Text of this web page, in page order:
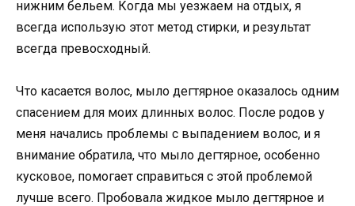
нижним бельем. Когда мы уезжаем на отдых, я
всегда использую этот метод стирки, и результат
всегда превосходный.
Что касается волос, мыло дегтярное оказалось одним
спасением для моих длинных волос. После родов у
меня начались проблемы с выпадением волос, и я
внимание обратила, что мыло дегтярное, особенно
кусковое, помогает справиться с этой проблемой
лучше всего. Пробовала жидкое мыло дегтярное и